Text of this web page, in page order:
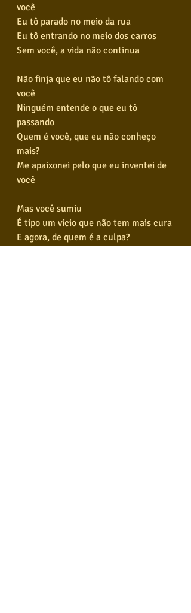
você
Eu tô parado no meio da rua
Eu tô entrando no meio dos carros
Sem você, a vida não continua
Não finja que eu não tô falando com
você
Ninguém entende o que eu tô
passando
Quem é você, que eu não conheço
mais?
Me apaixonei pelo que eu inventei de
você
Mas você sumiu
É tipo um vício que não tem mais cura
E agora, de quem é a culpa?